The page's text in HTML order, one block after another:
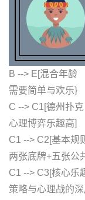
B --> E[混合年龄
需要简单与欢乐}
C --> C1[德州扑克
心理博弈乐趣高]
C1 --> C2[基本规
两张底牌+五张公
C1 --> C3[核心乐
策略与心理战的